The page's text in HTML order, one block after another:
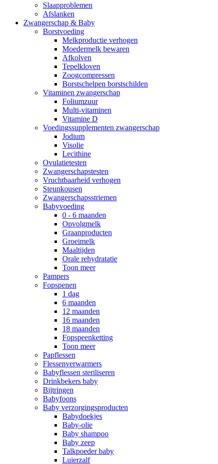
Slaapproblemen
Afslanken
Zwangerschap & Baby
Borstvoeding
Melkproductie verhogen
Moedermelk bewaren
Afkolven
Tepelkloven
Zoogcompressen
Borstschelpen borstschilden
Vitaminen zwangerschap
Foliumzuur
Multi-vitaminen
Vitamine D
Voedingssupplementen zwangerschap
Jodium
Visolie
Lecithine
Ovulatietesten
Zwangerschapstesten
Vruchtbaarheid verhogen
Steunkousen
Zwangerschapsstriemen
Babyvoeding
0 - 6 maanden
Opvolgmelk
Graanproducten
Groeimelk
Maaltijden
Orale rehydratatie
Toon meer
Pampers
Fopspenen
1 dag
6 maanden
12 maanden
16 maanden
18 maanden
Fopspeenketting
Toon meer
Papflessen
Flessenverwarmers
Babyflessen steriliseren
Drinkbekers baby
Bijtringen
Babyfoons
Baby verzorgingsproducten
Babydoekjes
Baby-olie
Baby shampoo
Baby zeep
Talkpoeder baby
Luierzalf